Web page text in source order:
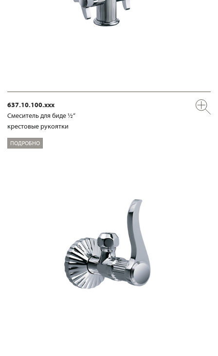
637.10.100.xxx
Смеситель для биде ½“
крестовые рукоятки
ПОДРОБНО